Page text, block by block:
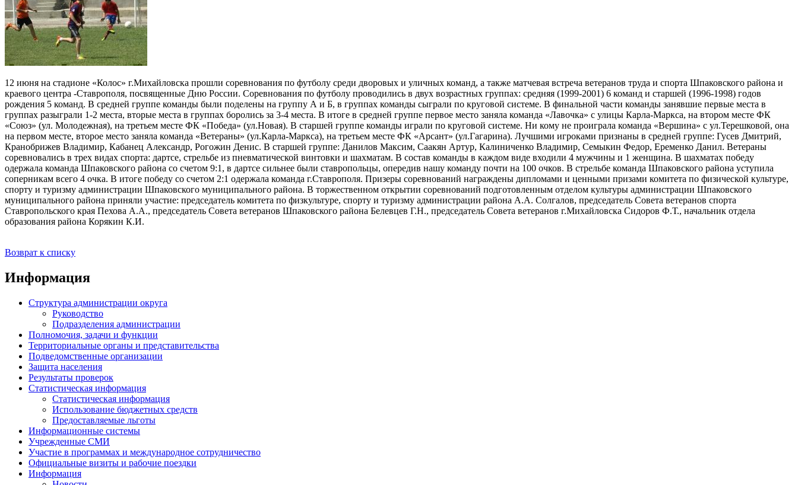
12 июня на стадионе «Колос» г.Михайловска прошли соревнования по футболу среди дворовых и уличных команд, а также матчевая встреча ветеранов труда и спорта Шпаковского района и
краевого центра -Ставрополя, посвященные Дню России. Соревнования по футболу проводились в двух возрастных группах: средняя (1999-2001) 6 команд и старшей (1996-1998) годов
рождения 5 команд. В средней группе команды были поделены на группу А и Б, в группах команды сыграли по круговой системе. В финальной части команды занявшие первые места в
группах разыграли 1-2 места, вторые места в группах боролись за 3-4 места. В итоге в средней группе первое место заняла команда «Лавочка» с улицы Карла-Маркса, на втором месте ФК
«Союз» (ул. Молодежная), на третьем месте ФК «Победа» (ул.Новая). В старшей группе команды играли по круговой системе. Ни кому не проиграла команда «Вершина» с ул.Терешковой, она
на первом месте, второе место заняла команда «Ветераны» (ул.Карла-Маркса), на третьем месте ФК «Арсант» (ул.Гагарина). Лучшими игроками признаны в средней группе: Гусев Дмитрий,
Кранобрижев Владимир, Кабанец Александр, Рогожин Денис. В старшей группе: Данилов Максим, Саакян Артур, Калиниченко Владимир, Семыкин Федор, Еременко Данил. Ветераны
соревновались в трех видах спорта: дартсе, стрельбе из пневматической винтовки и шахматам. В состав команды в каждом виде входили 4 мужчины и 1 женщина. В шахматах победу
одержала команда Шпаковского района со счетом 9:1, в дартсе сильнее были ставропольцы, опередив нашу команду почти на 100 очков. В стрельбе команда Шпаковского района уступила
соперникам всего 4 очка. В итоге победу со счетом 2:1 одержала команда г.Ставрополя. Призеры соревнований награждены дипломами и ценными призами комитета по физической культуре,
спорту и туризму администрации Шпаковского муниципального района. В торжественном открытии соревнований подготовленным отделом культуры администрации Шпаковского
муниципального района приняли участие: председатель комитета по физкультуре, спорту и туризму администрации района А.А. Солгалов, председатель Совета ветеранов спорта
Ставропольского края Пехова А.А., председатель Совета ветеранов Шпаковского района Белевцев Г.Н., председатель Совета ветеранов г.Михайловска Сидоров Ф.Т., начальник отдела
образования района Корякин К.И.
Возврат к списку
Информация
Структура администрации округа
Руководство
Подразделения администрации
Полномочия, задачи и функции
Территориальные органы и представительства
Подведомственные организации
Защита населения
Результаты проверок
Статистическая информация
Статистическая информация
Использование бюджетных средств
Предоставляемые льготы
Информационные системы
Учрежденные СМИ
Участие в программах и международное сотрудничество
Официальные визиты и рабочие поездки
Информация